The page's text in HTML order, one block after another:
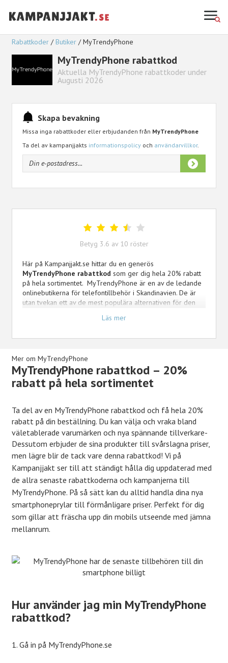
Rabattkoder Butiker MyTrendyPhone
MyTrendyPhone rabattkod
Aktuella MyTrendyPhone rabattkoder under
Augusti 2026
Betyg 3.6 av 10 röster
Här på Kampanjjakt.se hittar du en generös
MyTrendyPhone rabattkod som ger dig hela 20% rabatt
på hela sortimentet. MyTrendyPhone är en av de ledande
onlinebutikerna för telefontillbehör i Skandinavien. De är
utan tvekan ett av de mest populära alternativen för den
deras fina sortiment kan du komplettera, snygga till eller
kvalitativa produkter med bara ett par klick på din dator.
redan låga priserna ytterligare!
Läs mer
Skapa bevakning
Missa inga rabattkoder eller erbjudanden från MyTrendyPhone
Ta del av kampanjjakts informationspolicy och användarvillkor.
Mer om MyTrendyPhone
MyTrendyPhone rabattkod – 20%
rabatt på hela sortimentet
Ta del av en MyTrendyPhone rabattkod och få hela 20%
rabatt på din beställning. Du kan välja och vraka bland
väletablerade varumärken och nya spännande tillverkare-
Dessutom erbjuder de sina produkter till svårslagna priser,
men lägre blir de tack vare denna rabattkod!Vi på
Kampanjjakt ser till att ständigt hålla dig uppdaterad med
de allra senaste rabattkoderna och kampanjerna till
MyTrendyPhone. På så sätt kan du alltid handla dina nya
smartphoneprylar till förmånligare priser. Perfekt för dig
som gillar att fräscha upp din mobils utseende med jämna
mellanrum.
Hur använder jag min MyTrendyPhone
rabattkod?
1. Gå in på MyTrendyPhone.se